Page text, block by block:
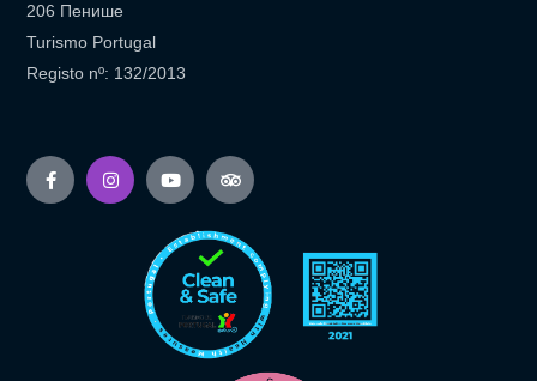
206 Пенише
Turismo Portugal
Registo nº: 132/2013